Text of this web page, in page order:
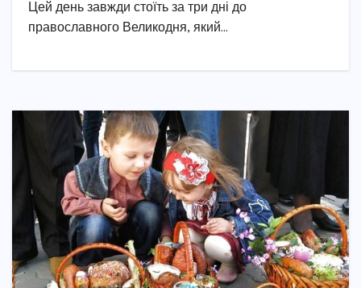
Цей день завжди стоїть за три дні до
православного Великодня, який…